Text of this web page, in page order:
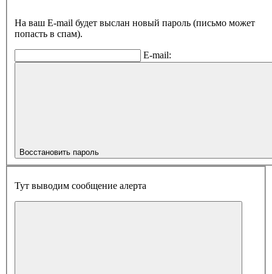
На ваш E-mail будет выслан новый пароль (письмо может
попасть в спам).
E-mail:
Восстановить пароль
Тут выводим сообщение алерта